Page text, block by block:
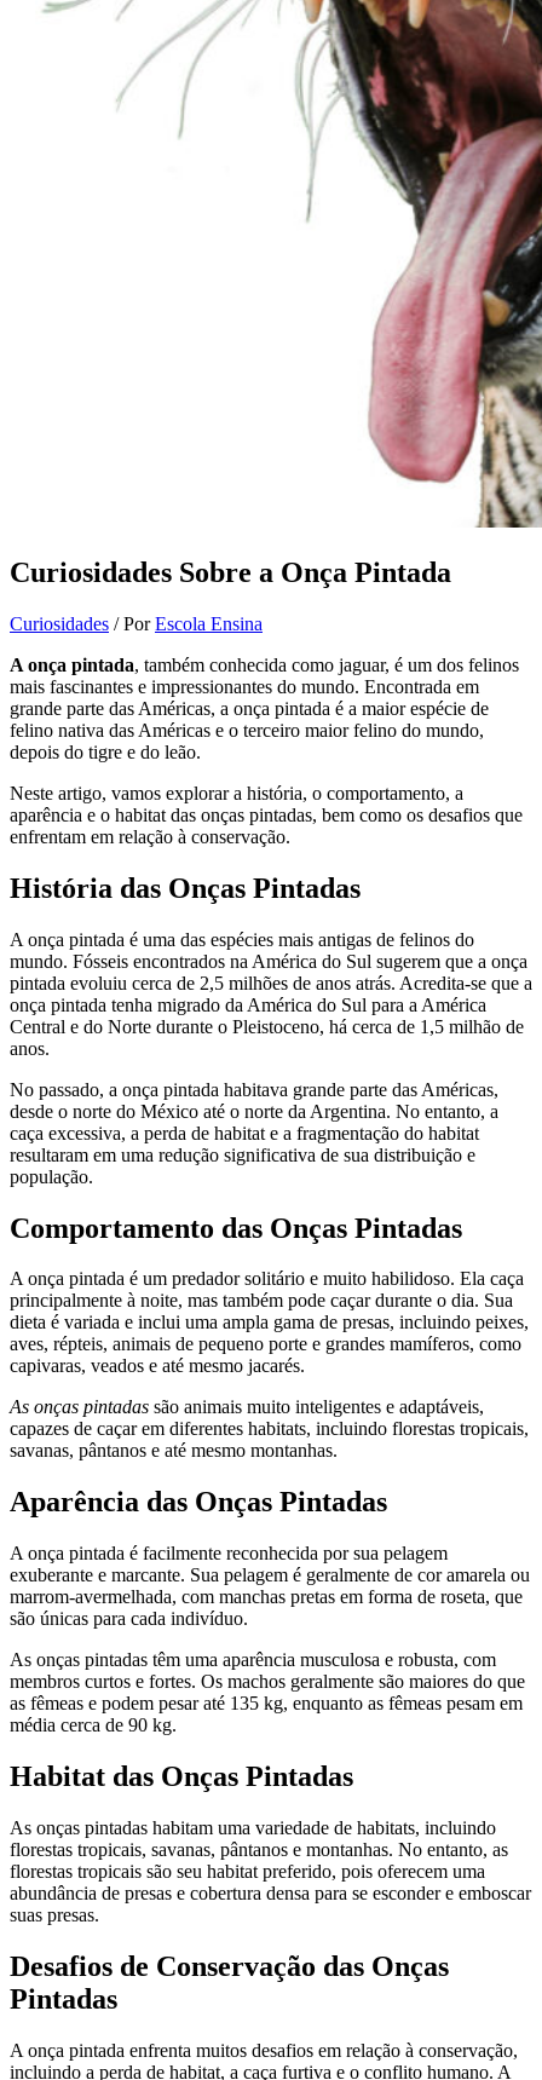
Curiosidades Sobre a Onça Pintada
Curiosidades / PorEscola Ensina
A onça pintada, também conhecida como jaguar, é um dos felinos
mais fascinantes e impressionantes do mundo. Encontrada em
grande parte das Américas, a onça pintada é a maior espécie de
felino nativa das Américas e o terceiro maior felino do mundo,
depois do tigre e do leão.
Neste artigo, vamos explorar a história, o comportamento, a
aparência e o habitat das onças pintadas, bem como os desafios que
enfrentam em relação à conservação.
História das Onças Pintadas
A onça pintada é uma das espécies mais antigas de felinos do
mundo. Fósseis encontrados na América do Sul sugerem que a onça
pintada evoluiu cerca de 2,5 milhões de anos atrás. Acredita-se que a
onça pintada tenha migrado da América do Sul para a América
Central e do Norte durante o Pleistoceno, há cerca de 1,5 milhão de
anos.
No passado, a onça pintada habitava grande parte das Américas,
desde o norte do México até o norte da Argentina. No entanto, a
caça excessiva, a perda de habitat e a fragmentação do habitat
resultaram em uma redução significativa de sua distribuição e
população.
Comportamento das Onças Pintadas
A onça pintada é um predador solitário e muito habilidoso. Ela caça
principalmente à noite, mas também pode caçar durante o dia. Sua
dieta é variada e inclui uma ampla gama de presas, incluindo peixes,
aves, répteis, animais de pequeno porte e grandes mamíferos, como
capivaras, veados e até mesmo jacarés.
As onças pintadas são animais muito inteligentes e adaptáveis,
capazes de caçar em diferentes habitats, incluindo florestas tropicais,
savanas, pântanos e até mesmo montanhas.
Aparência das Onças Pintadas
A onça pintada é facilmente reconhecida por sua pelagem
exuberante e marcante. Sua pelagem é geralmente de cor amarela ou
marrom-avermelhada, com manchas pretas em forma de roseta, que
são únicas para cada indivíduo.
As onças pintadas têm uma aparência musculosa e robusta, com
membros curtos e fortes. Os machos geralmente são maiores do que
as fêmeas e podem pesar até 135 kg, enquanto as fêmeas pesam em
média cerca de 90 kg.
Habitat das Onças Pintadas
As onças pintadas habitam uma variedade de habitats, incluindo
florestas tropicais, savanas, pântanos e montanhas. No entanto, as
florestas tropicais são seu habitat preferido, pois oferecem uma
abundância de presas e cobertura densa para se esconder e emboscar
suas presas.
Desafios de Conservação das Onças
Pintadas
A onça pintada enfrenta muitos desafios em relação à conservação,
incluindo a perda de habitat, a caça furtiva e o conflito humano. A